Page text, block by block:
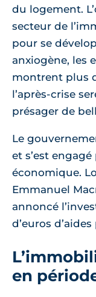
du logement.
secteur de
pour se
anxiogène, les
montrent plus
l’après-crise
présager de
Le
et s’est
économique.
Emmanuel
annoncé
d’euros
en